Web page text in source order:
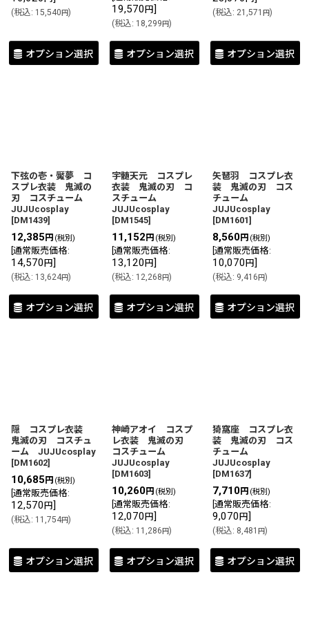
(税込: 15,540円)
オプション選択
19,570 円]
(税込: 18,299円)
オプション選択
(税込: 21,571 円)
オプション選択
下弦の壱・魘夢 コ
スプレ衣装 鬼滅の
刃 コスチューム
JUJUcosplay
[DM1439]
12,385 円 (税別)
通常販売価格:
14,570 円]
(税込: 13,624円)
オプション選択
宇髄天元 コスプレ
衣装 鬼滅の刃 コ
スチューム
JUJUcosplay
[DM1545]
11,152 円 (税別)
通常販売価格:
13,120 円]
(税込: 12,268円)
オプション選択
矢琶羽 コスプレ衣
装 鬼滅の刃 コス
チューム
JUJUcosplay
[DM1601]
8,560円 (税別)
通常販売価格:
10,070 円]
(税込: 9,416円)
オプション選択
隠 コスプレ衣装
鬼滅の刃 コスチュ
ーム JUJUcosplay
[DM1602]
10,685 円 (税別)
通常販売価格:
12,570 円]
(税込: 11,754円)
オプション選択
神崎アオイ コスプ
レ衣装 鬼滅の刃
コスチューム
JUJUcosplay
[DM1603]
10,260円 (税別)
通常販売価格:
12,070 円]
(税込: 11,286円)
オプション選択
猗窩座 コスプレ衣
装 鬼滅の刃 コス
チューム
JUJUcosplay
[DM1637]
7,710円 (税別)
通常販売価格:
9,070 円]
(税込: 8,481 円)
オプション選択